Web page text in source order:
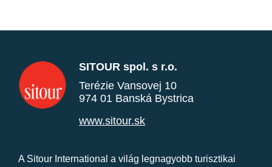
SITOUR spol. s r.o.
Terézie Vansovej 10
974 01 Banská Bystrica
www.sitour.sk
A Sitour International a világ legnagyobb turisztikai